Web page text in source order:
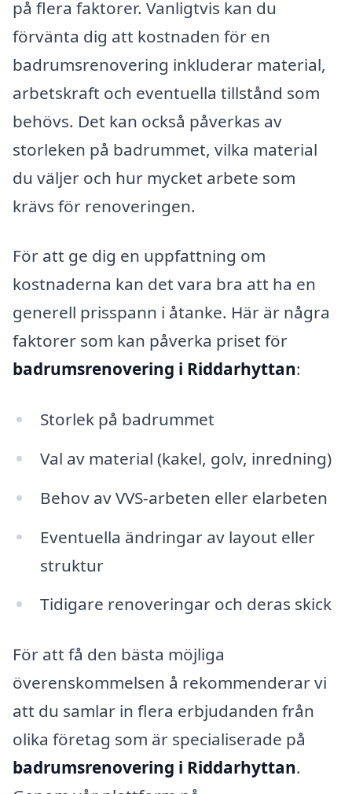
på flera faktorer. Vanligtvis kan du
förvänta dig att kostnaden för en
badrumsrenovering inkluderar material,
arbetskraft och eventuella tillstånd som
behövs. Det kan också påverkas av
storleken på badrummet, vilka material
du väljer och hur mycket arbete som
krävs för renoveringen.
För att ge dig en uppfattning om
kostnaderna kan det vara bra att ha en
generell prisspann i åtanke. Här är några
faktorer som kan påverka priset för
badrumsrenovering i Riddarhyttan:
Storlek på badrummet
Val av material (kakel, golv, inredning)
Behov av VVS-arbeten eller elarbeten
Eventuella ändringar av layout eller
struktur
Tidigare renoveringar och deras skick
För att få den bästa möjliga
överenskommelsen å rekommenderar vi
att du samlar in flera erbjudanden från
olika företag som är specialiserade på
badrumsrenovering i Riddarhyttan.